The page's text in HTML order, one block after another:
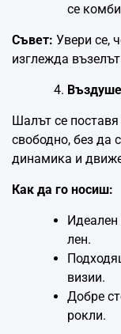
се
Съвет: Увери се,
изглежда
Шалът се
свободно, без да
динамика и
Как да го носиш:
Идеален
лен.
визии.
Добре
рокли.